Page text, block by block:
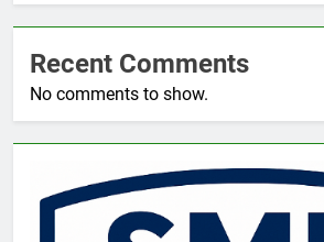
Recent Comments
No comments to show.